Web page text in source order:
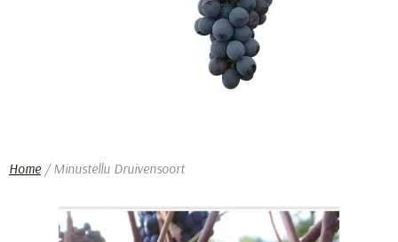
Home / Minustellu Druivensoort